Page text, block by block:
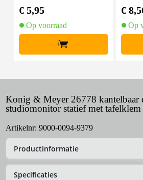
€ 5,95
Op voorraad
+
€
Op
Konig & Meyer 26778 kantelbaar
studiomonitor statief met tafelklem
Artikelnr: 9000-0094-9379
Productinformatie
Specificaties